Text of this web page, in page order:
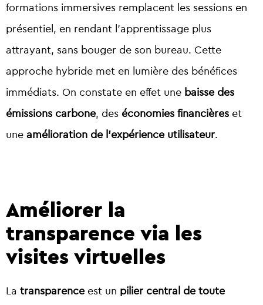
formations immersives remplacent les sessions en
présentiel, en rendant l’apprentissage plus
attrayant, sans bouger de son bureau. Cette
approche hybride met en lumière des bénéfices
immédiats. On constate en effet une baisse des
émissions carbone, des économies financières et
une amélioration de l’expérience utilisateur.
Améliorer la
transparence via les
visites virtuelles
La transparence est un pilier central de toute